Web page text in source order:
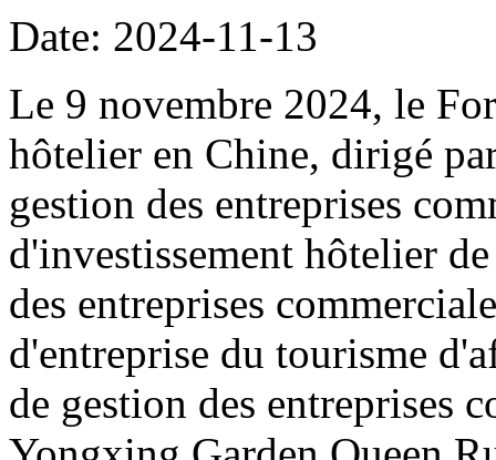
Date: 2024-11-13
Le 9 novembre 2024, le
hôtelier en Chine, dirigé
gestion des entreprises
d'investissement hôtelier
des entreprises
d'entreprise du tourisme
de gestion des entreprises